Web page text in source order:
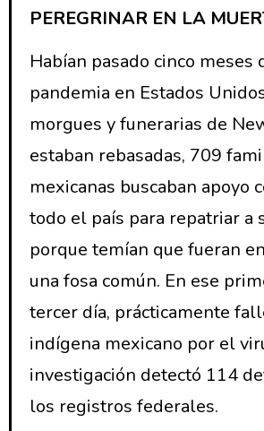
PEREGRINAR EN LA
Habían pasado cinco meses
pandemia en Estados
morgues y funerarias de
estaban rebasadas, 709
mexicanas buscaban apoyo
todo el país para repatriar a
porque temían que fueran
una fosa común. En ese
tercer día, prácticamente
indígena mexicano por el
investigación detectó 114
los registros federales.